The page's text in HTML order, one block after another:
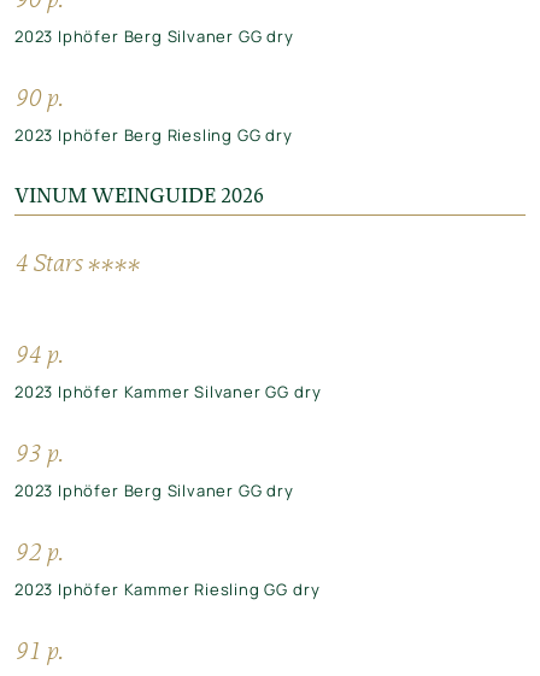
2023 Iphöfer Berg Silvaner GG dry
90 p.
2023 Iphöfer Berg Riesling GG dry
VINUM WEINGUIDE 2026
4 Stars ****
94 p.
2023 Iphöfer Kammer Silvaner GG dry
93 p.
2023 Iphöfer Berg Silvaner GG dry
92 p.
2023 Iphöfer Kammer Riesling GG dry
91 p.